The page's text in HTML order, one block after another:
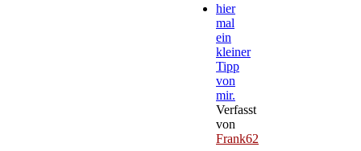
hier
mal
ein
kleiner
Tipp
von
mir.
Verfasst
von
Frank62